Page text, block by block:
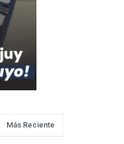
Más Reciente